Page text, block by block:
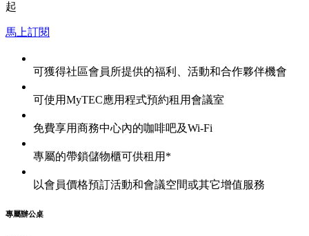
起
馬上訂閱
可獲得社區會員所提供的福利、活動和合作夥伴機會
可使用MyTEC應用程式預約租用會議室
免費享用商務中心內的咖啡吧及Wi-Fi
專屬的帶鎖儲物櫃可供租用*
以會員價格預訂活動和會議空間或其它增值服務
專屬辦公桌